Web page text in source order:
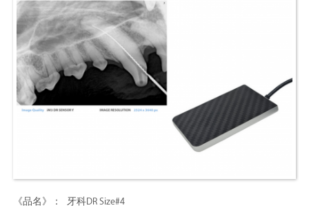
牙科DR Size#4